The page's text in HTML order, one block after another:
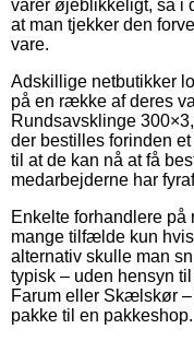
varer øjeblikkeligt, så i
at man tjekker den
vare.
Adskillige netbutikker
på en række af deres
Rundsavsklinge
der bestilles forinden
til at de kan nå at få
medarbejderne har
Enkelte forhandlere på
mange tilfælde kun
alternativ skulle man
typisk – uden hensyn
Farum eller Skælskør –
pakke til en pakkeshop.